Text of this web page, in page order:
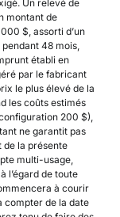
Un relevé de
montant de
$, assorti d’un
48 mois,
établi en
par le fabricant
le plus élevé de la
les coûts estimés
200 $),
ne garantit pas
de la présente
multi-usage,
l’égard de toute
à courir
compter de la date